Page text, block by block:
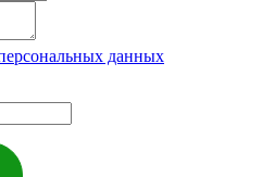
данных